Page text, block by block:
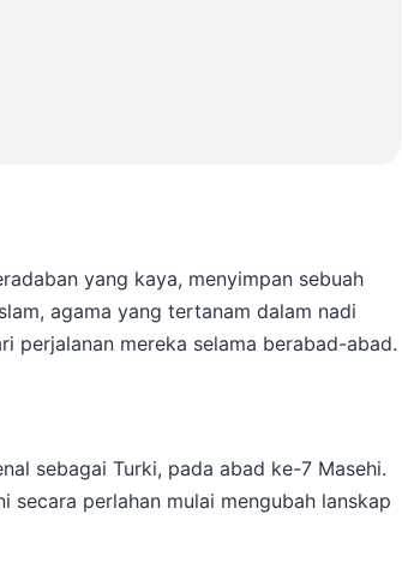
yang kaya, menyimpan sebuah
agama yang tertanam dalam nadi
perjalanan mereka selama berabad-abad.
sebagai Turki, pada abad ke-7 Masehi.
secara perlahan mulai mengubah lanskap